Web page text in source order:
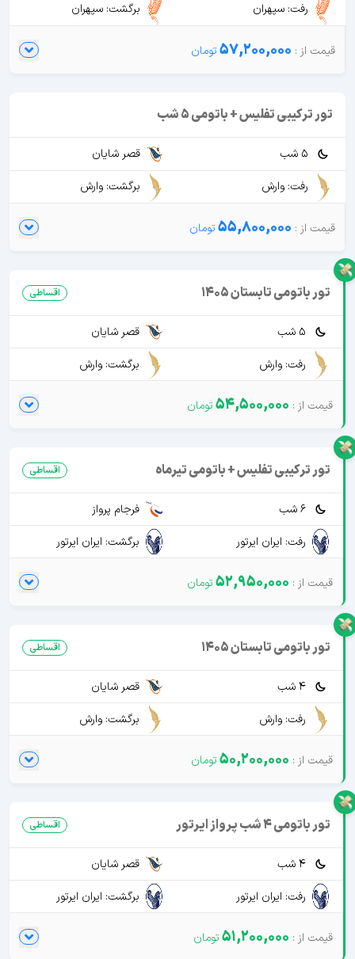
رفت: سپهران برگشت: سپهران
57,200,000
تور ترکیبی تفلیس + باتومی 5 شب
5 شب
قصر شایان
رفت: وارش
برگشت: وارش
55,800,000
تور باتومی تابستان 1405 اقساطی
5 شب
قصر شایان
رفت: وارش
برگشت: وارش
54,500,000
تور ترکیبی تفلیس + باتومی تیرماه اقساطی
6 شب
فرجام پرواز
رفت: ایران ایرتور
برگشت: ایران ایرتور
52,950,000
تور باتومی تابستان 1405 اقساطی
4 شب
قصر شایان
رفت: وارش
برگشت: وارش
50,200,000
تور باتومی 4 شب پرواز ایرتور اقساطی
4 شب
قصر شایان
رفت: ایران ایرتور
برگشت: ایران ایرتور
51,200,000